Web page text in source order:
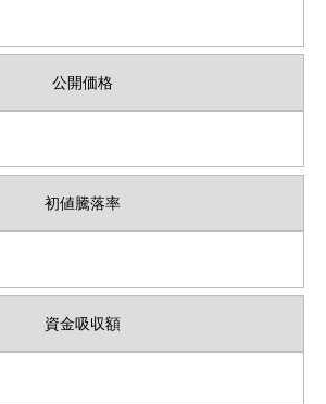
公開価格
初値騰落率
資金吸収額